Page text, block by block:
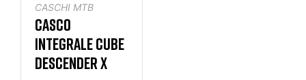
CASCHI MTB
CASCO
INTEGRALE CUBE
DESCENDER X